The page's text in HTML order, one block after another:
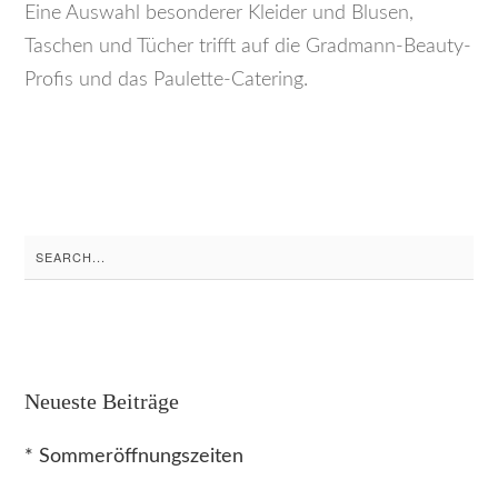
Eine Auswahl besonderer Kleider und Blusen,
Taschen und Tücher trifft auf die Gradmann-Beauty-
Profis und das Paulette-Catering.
Search
for:
Neueste Beiträge
* Sommeröffnungszeiten